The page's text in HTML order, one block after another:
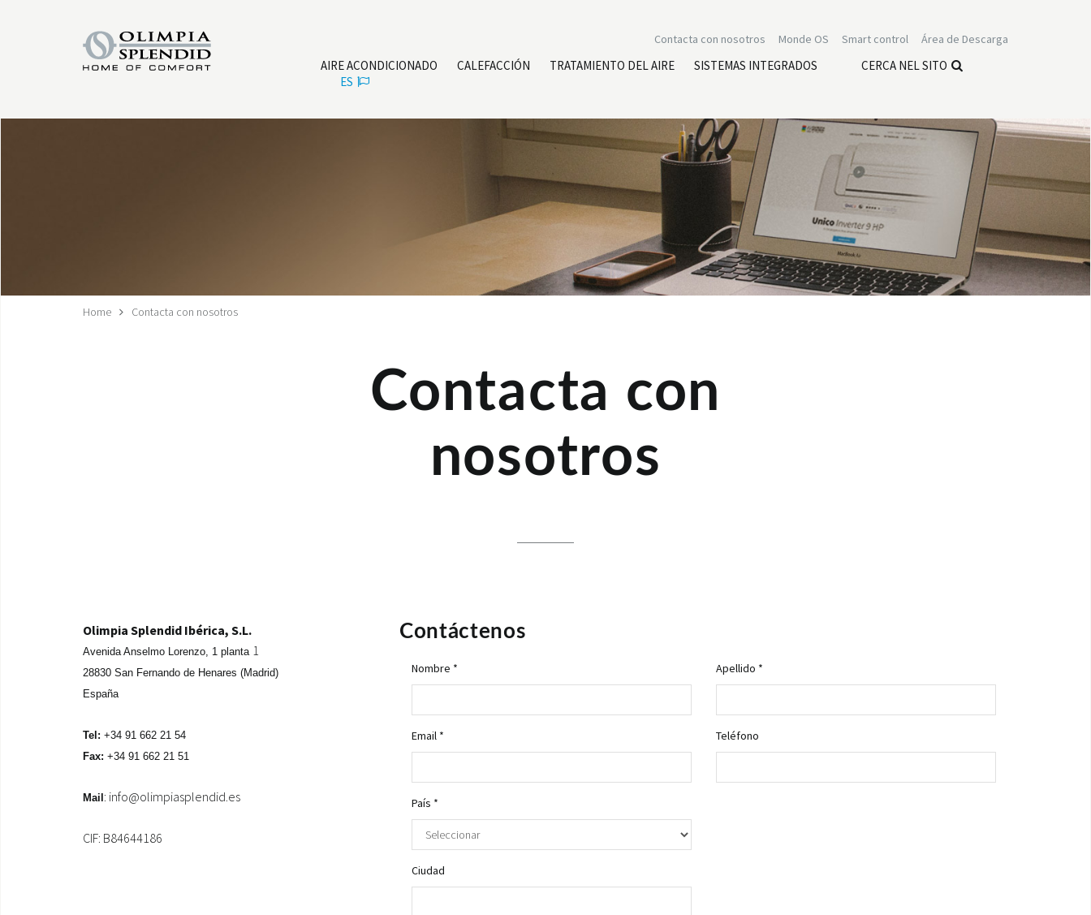
Área de Descarga
Smart control
Monde OS
Contacta con nosotros
AIRE ACONDICIONADO CALEFACCIÓN TRATAMIENTO DEL AIRE SISTEMAS INTEGRADOS
CERCA NEL SITO
ES
Home Contacta con nosotros
Contacta con
nosotros
Olimpia Splendid Ibérica, S.L.
Avenida Anselmo Lorenzo, 1 planta 1
28830 San Fernando de Henares (Madrid)
España
Tel: +34 91 662 21 54
Fax: +34 91 662 21 51
Mail : info@olimpiasplendid.es
CIF: B84644186
Contáctenos
Nombre * Apellido *
Email * Teléfono
País *
Ciudad